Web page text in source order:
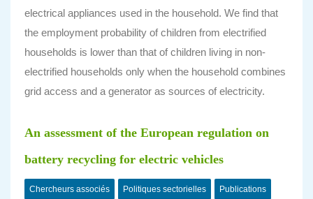
electrical appliances used in the household. We find that
the employment probability of children from electrified
households is lower than that of children living in non-
electrified households only when the household combines
grid access and a generator as sources of electricity.
An assessment of the European regulation on
battery recycling for electric vehicles
Chercheurs associés Politiques sectorielles Publications